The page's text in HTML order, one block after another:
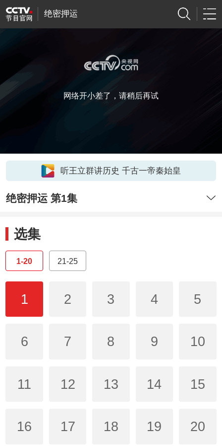
绝密押运
网络开小差了，请稍后再试
听王立群讲历史 千古一帝秦始皇
绝密押运 第1集
选集
1-20 21-25
1 2 3 4 5
6 7 8 9 10
11 12 13 14 15
16 17 18 19 20